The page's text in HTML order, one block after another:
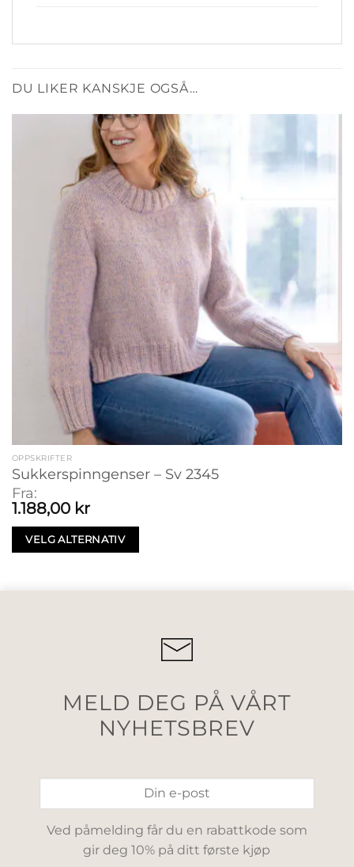
DU LIKER KANSKJE OGSÅ…
OPPSKRIFTER
Sukkerspinngenser – Sv 2345
Fra:
1.188,00 kr
VELG ALTERNATIV
MELD DEG PÅ VÅRT
NYHETSBREV
Ved påmelding får du en rabattkode som
gir deg 10% på ditt første kjøp